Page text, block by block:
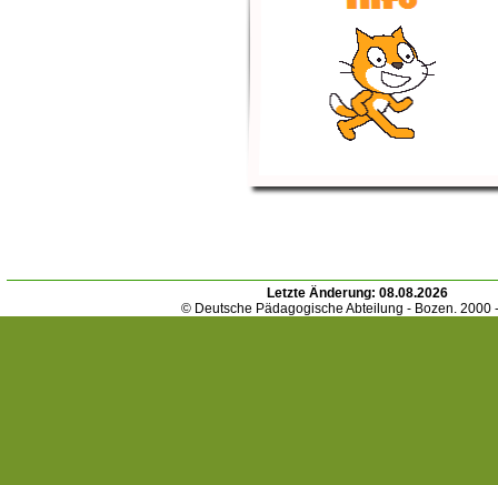
Letzte Änderung: 08.08.2026
© Deutsche Pädagogische Abteilung - Bozen. 2000